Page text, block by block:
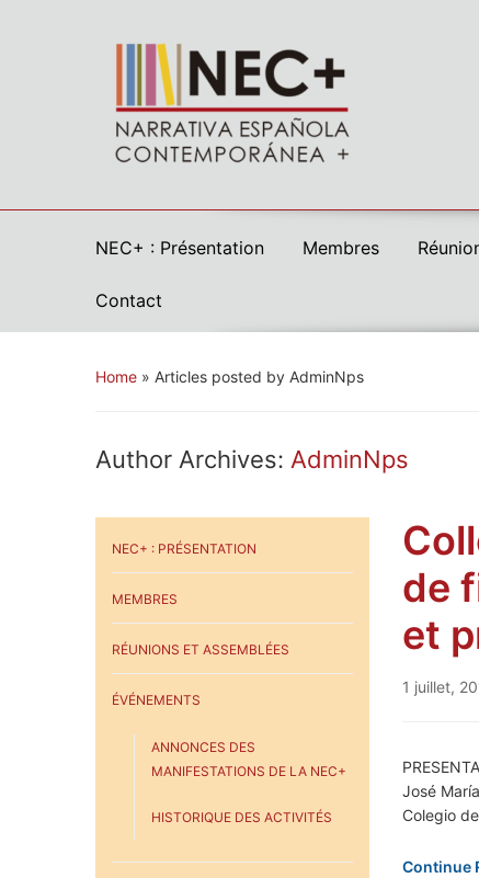
NEC+ : Présentation Membres
Contact
Home » Articles posted by AdminNps
Author Archives: AdminNps
NEC+ : PRÉSENTATION
MEMBRES
RÉUNIONS ET ASSEMBLÉES
ÉVÉNEMENTS
ANNONCES DES
MANIFESTATIONS DE LA NEC+
HISTORIQUE DES ACTIVITÉS
de
et
1 juillet,
José
Colegio
Continue